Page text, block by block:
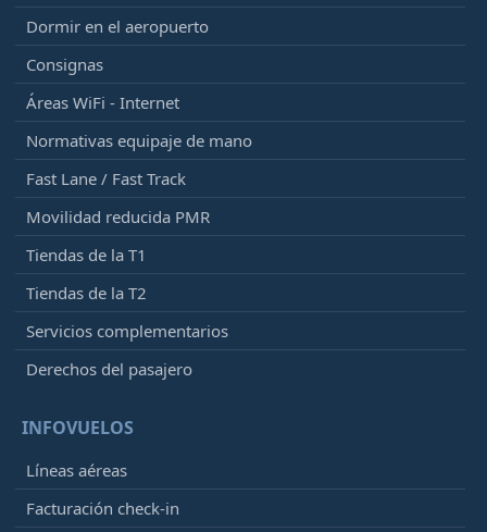
Dormir en el aeropuerto
Consignas
Áreas WiFi - Internet
Normativas equipaje de mano
Fast Lane / Fast Track
Movilidad reducida PMR
Tiendas de la T1
Tiendas de la T2
Servicios complementarios
Derechos del pasajero
INFOVUELOS
Líneas aéreas
Facturación check-in